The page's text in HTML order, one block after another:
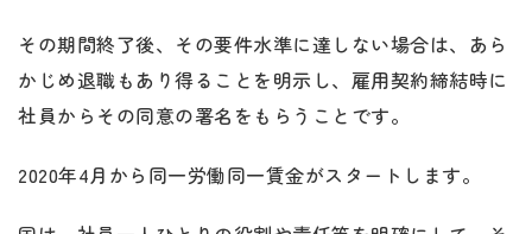
その期間終了後、その要件水準に達しない場合は、あら
かじめ退職もあり得ることを明示し、雇用契約締結時に
社員からその同意の署名をもらうことです。
2020年4月から同一労働同一賃金がスタートします。